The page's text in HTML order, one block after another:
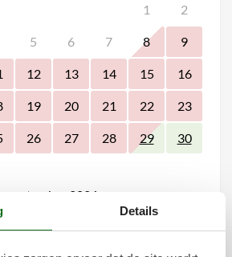
1 2
5 6 7 8 9
12 13 14 15 16
19 20 21 22 23
26 27 28 29 30
september 2026
za
4
Details